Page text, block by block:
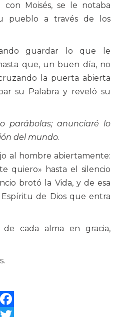
Moisés, se le notaba
pueblo a través de los
guardar lo que le
que, un buen día, no
la puerta abierta
su Palabra y reveló su
parábolas; anunciaré lo
del mundo.
al hombre abiertamente:
quiero» hasta el silencio
brotó la Vida, y de esa
de Dios que entra
cada alma en gracia,
Facebook